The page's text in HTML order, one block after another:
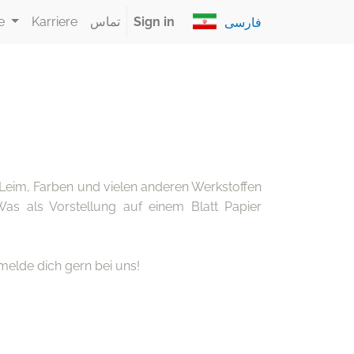
Karriere تماس Sign in فارسی
Farben und vielen anderen Werkstoffen
als Vorstellung auf einem Blatt Papier
dich gern bei uns!